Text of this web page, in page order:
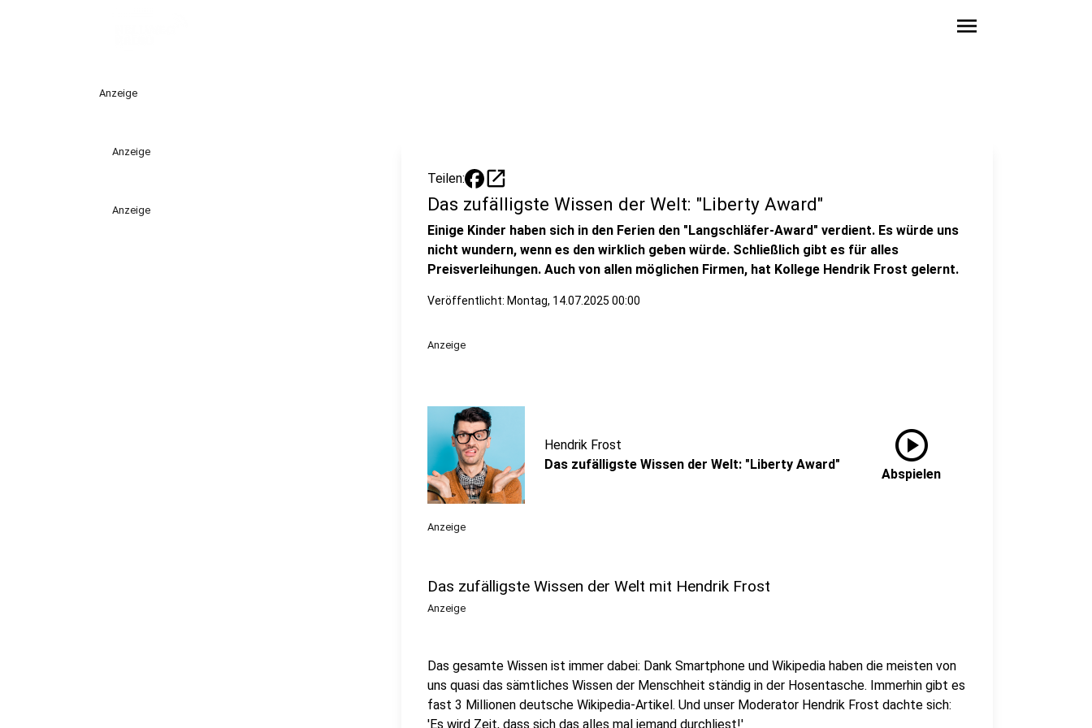
menu
Anzeige
Anzeige
Anzeige
Teilen: open_in_new
Das zufälligste Wissen der Welt: "Liberty Award"
Einige Kinder haben sich in den Ferien den "Langschläfer-Award" verdient. Es würde uns
nicht wundern, wenn es den wirklich geben würde. Schließlich gibt es für alles
Preisverleihungen. Auch von allen möglichen Firmen, hat Kollege Hendrik Frost gelernt.
Veröffentlicht: Montag, 14.07.2025 00:00
Anzeige
Hendrik Frost
Das zufälligste Wissen der Welt: "Liberty Award"
play_circle
Abspielen
Anzeige
Das zufälligste Wissen der Welt mit Hendrik Frost
Anzeige
Das gesamte Wissen ist immer dabei: Dank Smartphone und Wikipedia haben die meisten von
uns quasi das sämtliches Wissen der Menschheit ständig in der Hosentasche. Immerhin gibt es
fast 3 Millionen deutsche Wikipedia-Artikel. Und unser Moderator Hendrik Frost dachte sich:
'Es wird Zeit, dass sich das alles mal jemand durchliest!'